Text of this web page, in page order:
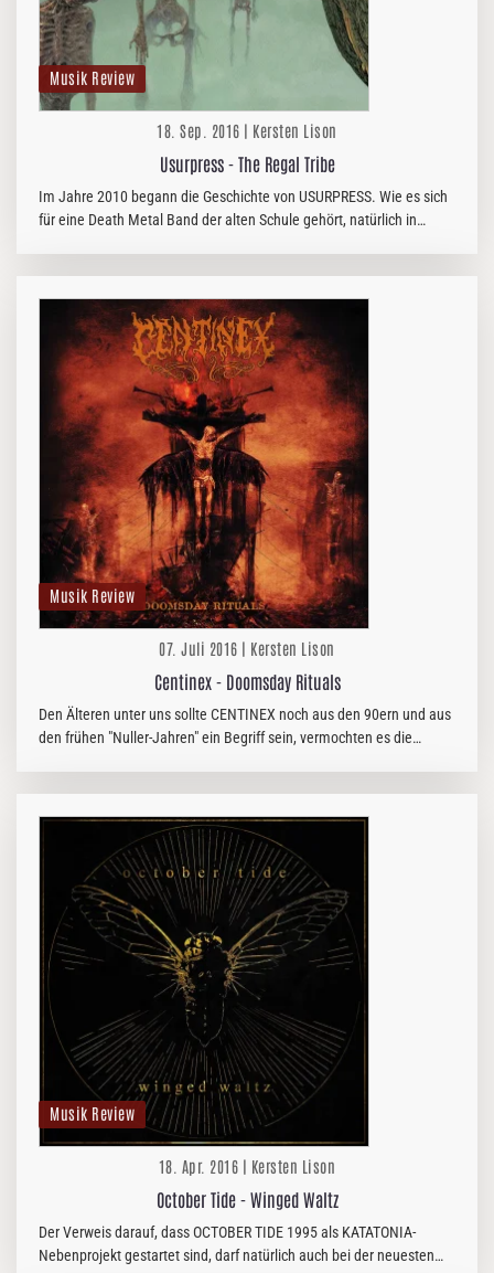
Musik Review
18. Sep. 2016 | Kersten Lison
Usurpress - The Regal Tribe
Im Jahre 2010 begann die Geschichte von USURPRESS. Wie es sich
für eine Death Metal Band der alten Schule gehört, natürlich in
Musik Review
07. Juli 2016 | Kersten Lison
Centinex - Doomsday Rituals
Den Älteren unter uns sollte CENTINEX noch aus den 90ern und aus
den frühen "Nuller-Jahren" ein Begriff sein, vermochten es die
Musik Review
18. Apr. 2016 | Kersten Lison
October Tide - Winged Waltz
Der Verweis darauf, dass OCTOBER TIDE 1995 als KATATONIA-
Nebenprojekt gestartet sind, darf natürlich auch bei der neuesten